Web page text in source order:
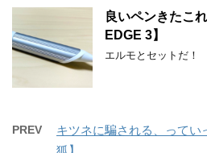
良いペンきたこ
EDGE 3】
エルモとセットだ！
PREV
キツネに騙される、って